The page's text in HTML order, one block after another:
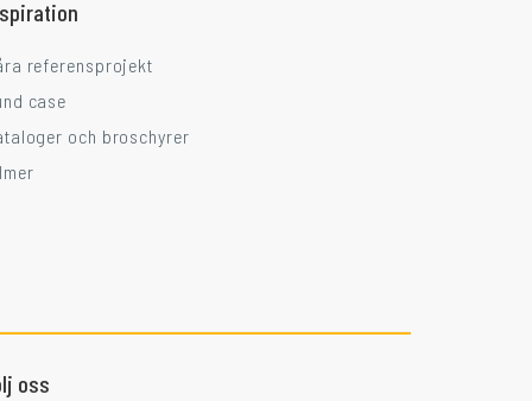
referensprojekt
case
och broschyrer
oss